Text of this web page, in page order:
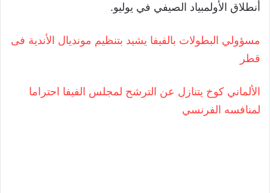
أنطلاق الأولمبياد الصيفي في يوليو.
مسؤولي البطولات بالفيفا يشيد بتنظيم مونديال الأندية فى
قطر
الألماني كوخ يتنازل عن الترشح لمجلس الفيفا احتراما
لمنافسه الفرنسي